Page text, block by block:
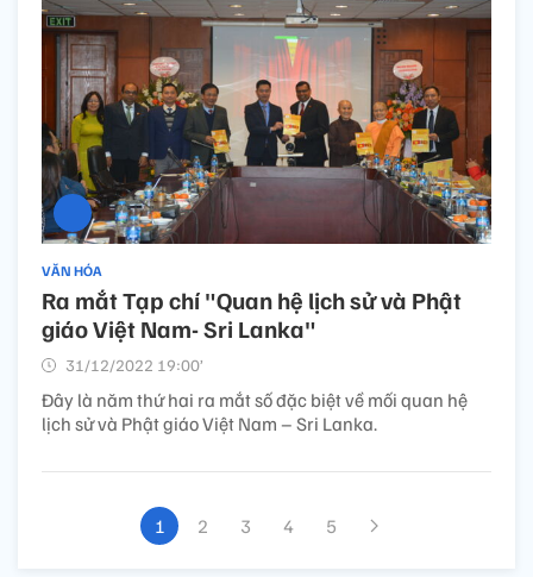
VĂN HÓA
Ra mắt Tạp chí "Quan hệ lịch sử và Phật
giáo Việt Nam- Sri Lanka"
31/12/2022 19:00’
Đây là năm thứ hai ra mắt số đặc biệt về mối quan hệ
lịch sử và Phật giáo Việt Nam – Sri Lanka.
1 2 3 4 5